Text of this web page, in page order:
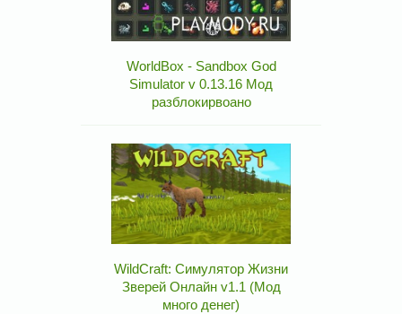
WorldBox - Sandbox God
Simulator v 0.13.16 Мод
разблокирвоано
WildCraft: Симулятор Жизни
Зверей Онлайн v1.1 (Мод
много денег)